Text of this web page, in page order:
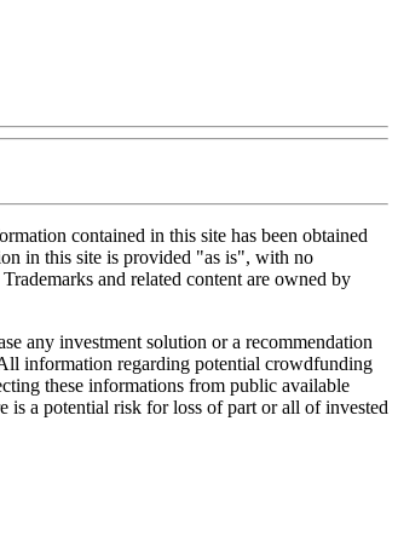
contained in this site has been obtained
in this site is provided "as is", with no
and related content are owned by
any investment solution or a recommendation
information regarding potential crowdfunding
these informations from public available
is a potential risk for loss of part or all of invested